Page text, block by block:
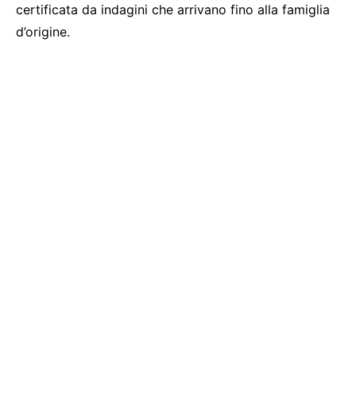
certificata da indagini che arrivano fino alla famiglia
d’origine.